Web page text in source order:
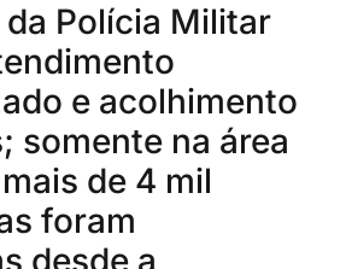
da Polícia Militar
e acolhimento
somente na área
de 4 mil
foram
desde a